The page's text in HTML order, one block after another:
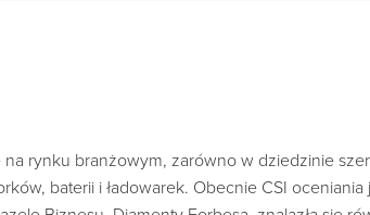
rynku branżowym, zarówno w dziedzinie
baterii i ładowarek. Obecnie CSI